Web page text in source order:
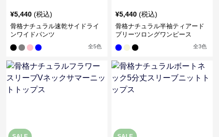
¥5,440 (税込)
骨格ナチュラル速乾サイドライ
ンワイドパンツ
全5色
¥5,440 (税込)
骨格ナチュラル半袖ティアード
プリーツロングワンピース
全3色